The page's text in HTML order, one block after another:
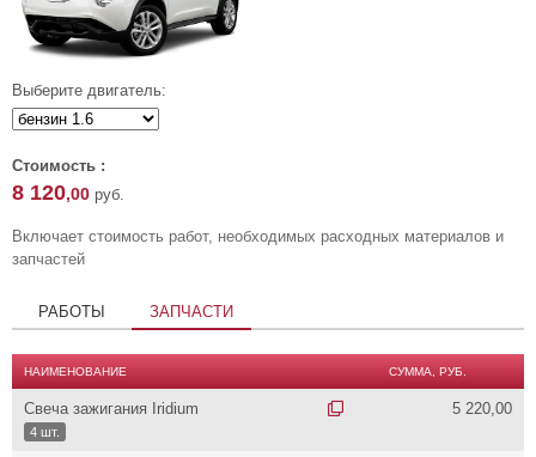
Выберите двигатель:
Стоимость :
8 120,00 руб.
Включает стоимость работ, необходимых расходных материалов и
запчастей
РАБОТЫ ЗАПЧАСТИ
НАИМЕНОВАНИЕ СУММА, РУБ.
Свеча зажигания Iridium
4 шт.
5 220,00